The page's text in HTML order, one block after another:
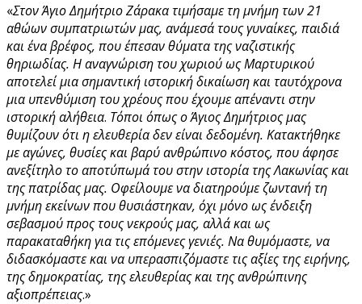
«Στον Άγιο Δημήτριο Ζάρακα τιμήσαμε τη μνήμη των 21
αθώων συμπατριωτών μας, ανάμεσά τους γυναίκες, παιδιά
και ένα βρέφος, που έπεσαν θύματα της ναζιστικής
θηριωδίας. Η αναγνώριση του χωριού ως Μαρτυρικού
αποτελεί μια σημαντική ιστορική δικαίωση και ταυτόχρονα
μια υπενθύμιση του χρέους που έχουμε απέναντι στην
ιστορική αλήθεια. Τόποι όπως ο Άγιος Δημήτριος μας
θυμίζουν ότι η ελευθερία δεν είναι δεδομένη. Κατακτήθηκε
με αγώνες, θυσίες και βαρύ ανθρώπινο κόστος, που άφησε
ανεξίτηλο το αποτύπωμά του στην ιστορία της Λακωνίας και
της πατρίδας μας. Οφείλουμε να διατηρούμε ζωντανή τη
μνήμη εκείνων που θυσιάστηκαν, όχι μόνο ως ένδειξη
σεβασμού προς τους νεκρούς μας, αλλά και ως
παρακαταθήκη για τις επόμενες γενιές. Να θυμόμαστε, να
διδασκόμαστε και να υπερασπιζόμαστε τις αξίες της ειρήνης,
της δημοκρατίας, της ελευθερίας και της ανθρώπινης
αξιοπρέπειας.»